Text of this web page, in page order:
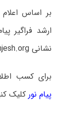
بر اساس اعلام
ارشد فراگیر
نشانی www.sanjesh.org انجام می شود.
برای کسب
پیام نورکلیک